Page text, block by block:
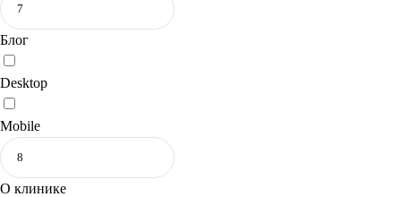
Блог
Desktop
Mobile
О клинике